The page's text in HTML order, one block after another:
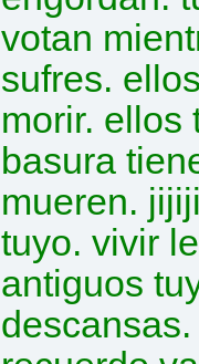
votan
sufres.
morir. ellos
basura
mueren.
tuyo. vivir
antiguos